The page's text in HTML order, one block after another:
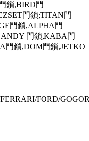
鎖,BIRD門
門鎖;TITAN門
門鎖,ALPHA門
門鎖,KABA門
門鎖,DOM門鎖,JETKO
FORD/